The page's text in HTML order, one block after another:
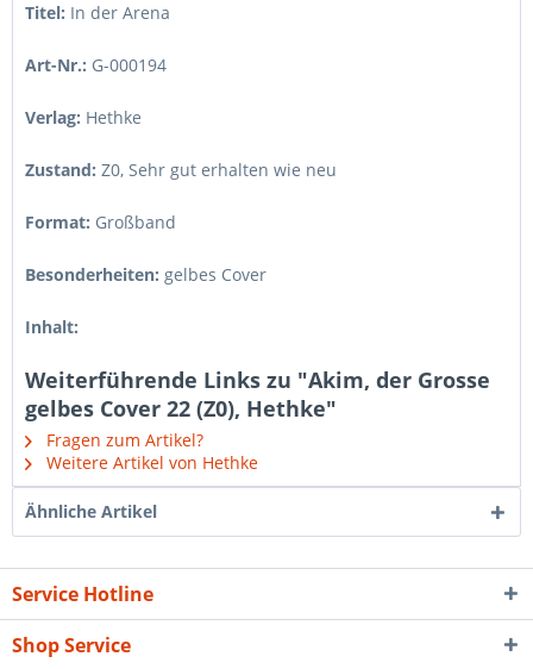
Titel: In der Arena
Art-Nr.: G-000194
Verlag: Hethke
Zustand: Z0, Sehr gut erhalten wie neu
Format: Großband
Besonderheiten: gelbes Cover
Inhalt:
Weiterführende Links zu "Akim, der Grosse
gelbes Cover 22 (Z0), Hethke"
Fragen zum Artikel?
Weitere Artikel von Hethke
Ähnliche Artikel
Service Hotline
Shop Service